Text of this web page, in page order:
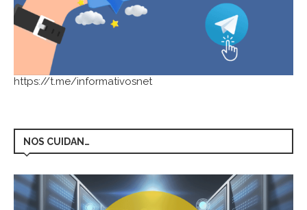
https://t.me/informativosnet
NOS CUIDAN…